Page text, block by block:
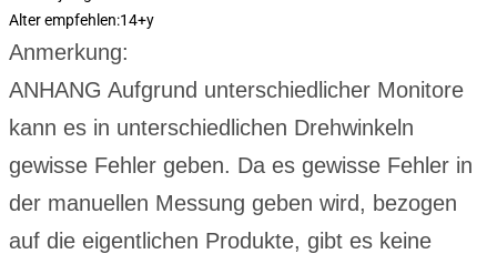
Alter empfehlen:14+y
Anmerkung:
ANHANG Aufgrund unterschiedlicher Monitore
kann es in unterschiedlichen Drehwinkeln
gewisse Fehler geben. Da es gewisse Fehler in
der manuellen Messung geben wird, bezogen
auf die eigentlichen Produkte, gibt es keine